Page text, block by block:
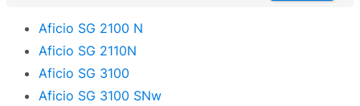
Utax
Xerox
Zebra
Aficio SG 2100 N
Aficio SG 2110N
Aficio SG 3100
Aficio SG 3100 SNw